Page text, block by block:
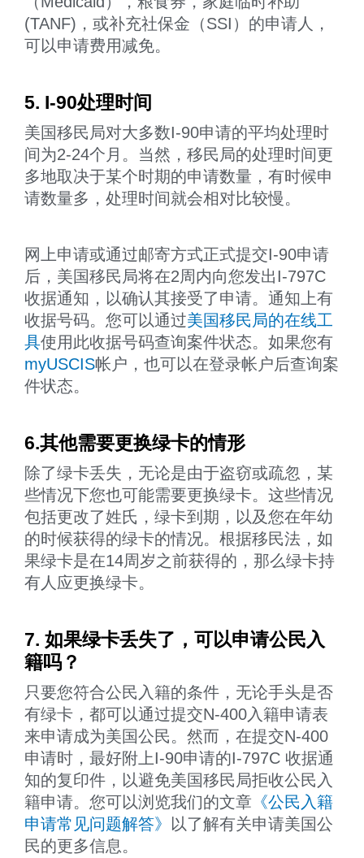
(TANF)，或补充社保金（SSI）的申请人，
可以申请费用减免。
5. I-90处理时间
美国移民局对大多数I-90申请的平均处理时
间为2-24个月。当然，移民局的处理时间更
多地取决于某个时期的申请数量，有时候申
请数量多，处理时间就会相对比较慢。
网上申请或通过邮寄方式正式提交I-90申请
后，美国移民局将在2周内向您发出I-797C
收据通知，以确认其接受了申请。通知上有
收据号码。您可以通过美国移民局的在线工
具使用此收据号码查询案件状态。如果您有
myUSCIS帐户，也可以在登录帐户后查询案
件状态。
6.其他需要更换绿卡的情形
除了绿卡丢失，无论是由于盗窃或疏忽，某
些情况下您也可能需要更换绿卡。这些情况
包括更改了姓氏，绿卡到期，以及您在年幼
的时候获得的绿卡的情况。根据移民法，如
果绿卡是在14周岁之前获得的，那么绿卡持
有人应更换绿卡。
7. 如果绿卡丢失了，可以申请公民入
籍吗？
只要您符合公民入籍的条件，无论手头是否
有绿卡，都可以通过提交N-400入籍申请表
来申请成为美国公民。然而，在提交N-400
申请时，最好附上I-90申请的I-797C 收据通
知的复印件，以避免美国移民局拒收公民入
籍申请。您可以浏览我们的文章 《公民入籍
申请常见问题解答》
以了解有关申请美国公
民的更多信息。